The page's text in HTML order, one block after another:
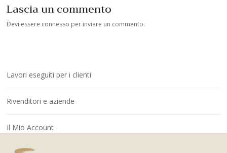
Lascia un commento
Devi essere connesso per inviare un commento.
Lavori eseguiti per i clienti
Rivenditori e aziende
Il Mio Account